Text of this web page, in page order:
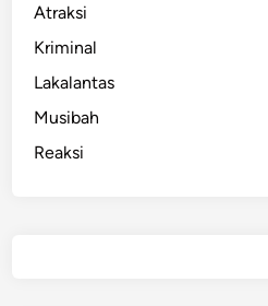
Atraksi
Kriminal
Lakalantas
Musibah
Reaksi